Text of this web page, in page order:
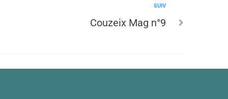
SUIV
Couzeix Mag n°9